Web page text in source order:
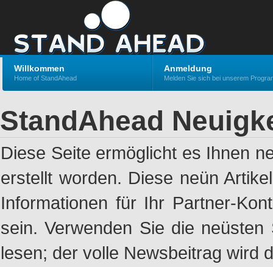
Willkommen
Home of StandAhead
Anmeldung
Melden Sie sich bei unserem
StandAhead
Diese Seite ermöglicht es Ihnen
erstellt worden. Diese neün
Informationen für Ihr Partner-
sein. Verwenden Sie die
lesen; der volle Newsbeitrag wird